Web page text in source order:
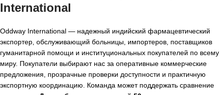
International
Oddway International — надежный индийский фармацевтический
экспортер, обслуживающий больницы, импортеров, поставщиков
гуманитарной помощи и институциональных покупателей по всему
миру. Покупатели выбирают нас за оперативные коммерческие
предложения, прозрачные проверки доступности и практичную
экспортную координацию. Команда может поддержать сравнение